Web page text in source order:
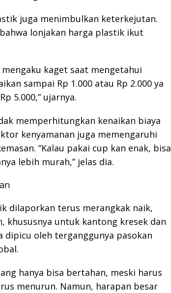
juga menimbulkan keterkejutan.
lonjakan harga plastik ikut
mengaku kaget saat mengetahui
sampai Rp 1.000 atau Rp 2.000 ya
5.000,” ujarnya.
memperhitungkan kenaikan biaya
kenyamanan juga memengaruhi
“Kalau pakai cup kan enak, bisa
lebih murah,” jelas dia.
dilaporkan terus merangkak naik,
khususnya untuk kantong kresek dan
dipicu oleh terganggunya pasokan
hanya bisa bertahan, meski harus
menurun. Namun, harapan besar